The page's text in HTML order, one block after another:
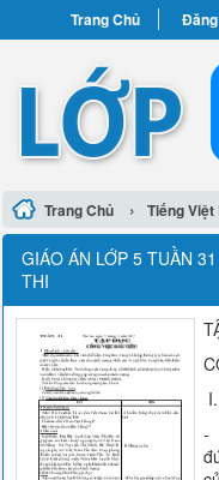
Trang Chủ
Trang Chủ › Tiếng Việt
GIÁO ÁN LỚP 5 TUẦN
THI
-